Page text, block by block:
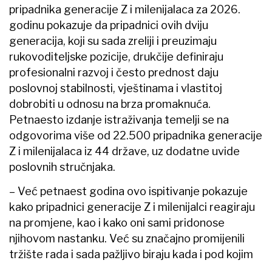
pripadnika generacije Z i milenijalaca za 2026.
godinu pokazuje da pripadnici ovih dviju
generacija, koji su sada zreliji i preuzimaju
rukovoditeljske pozicije, drukčije definiraju
profesionalni razvoj i često prednost daju
poslovnoj stabilnosti, vještinama i vlastitoj
dobrobiti u odnosu na brza promaknuća.
Petnaesto izdanje istraživanja temelji se na
odgovorima više od 22.500 pripadnika generacije
Z i milenijalaca iz 44 države, uz dodatne uvide
poslovnih stručnjaka.
– Već petnaest godina ovo ispitivanje pokazuje
kako pripadnici generacije Z i milenijalci reagiraju
na promjene, kao i kako oni sami pridonose
njihovom nastanku. Već su značajno promijenili
tržište rada i sada pažljivo biraju kada i pod kojim